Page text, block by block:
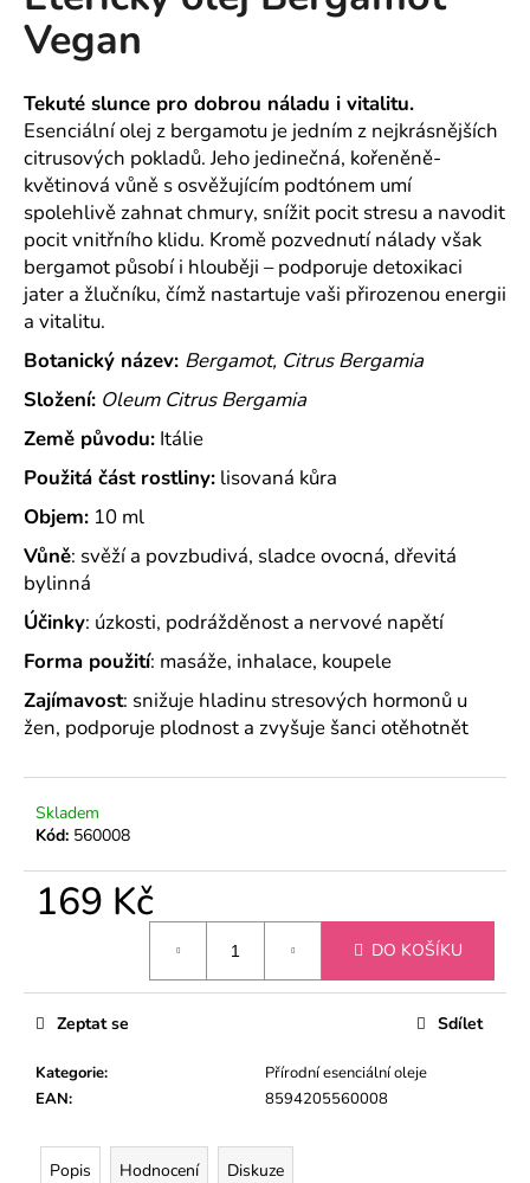
0,0
hvězdiček.
Vegan
Tekuté slunce pro dobrou náladu i vitalitu.
Esenciální olej z bergamotu je jedním z nejkrásnějších
citrusových pokladů. Jeho jedinečná, kořeněně-
květinová vůně s osvěžujícím podtónem umí
spolehlivě zahnat chmury, snížit pocit stresu a navodit
pocit vnitřního klidu. Kromě pozvednutí nálady však
bergamot působí i hlouběji – podporuje detoxikaci
jater a žlučníku, čímž nastartuje vaši přirozenou energii
a vitalitu.
Botanický název: Bergamot, Citrus Bergamia
Složení: Oleum Citrus Bergamia
Země původu: Itálie
Použitá část rostliny: lisovaná kůra
Objem: 10 ml
Vůně: svěží a povzbudivá, sladce ovocná, dřevitá
bylinná
Účinky: úzkosti, podrážděnost a nervové napětí
Forma použití: masáže, inhalace, koupele
Zajímavost: snižuje hladinu stresových hormonů u
žen, podporuje plodnost a zvyšuje šanci otěhotnět
Skladem
Kód: 560008
169 Kč
DO KOŠÍKU
Kategorie:
Přírodní esenciální oleje
EAN: 8594205560008
Zeptat se Sdílet
Popis Hodnocení Diskuze
a
í
t
?
HLEDAT
D
o
p
o
r
u
č
u
j
e
m
e
ÉTERICKÝ
BERGAMOT
159
Kč